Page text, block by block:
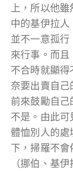
上，所以他
中的基伊拉
並不一意孤
來行事。而
不合時就顯
奈要出賣自
前來鼓勵自
不是。由此可
體恤別人的
下，掃羅不
（挪伯、基